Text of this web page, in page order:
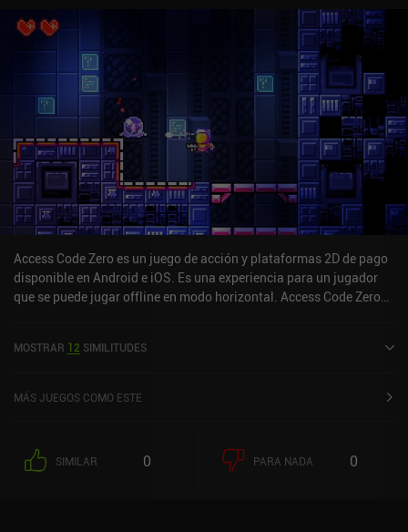
superficies explosivas que lanzan a otros enemigos por los aires,
provocando explosiones adicionales. Estas reacciones en cadena
nos obligan a ser extremadamente cuidadosos con nuestro
entorno, sobre todo porque sólo tenemos 3 vidas que son difíciles
de reponer. Mask Around ofrece varios esquemas de control
distintos, como joysticks virtuales, giroscopio y compatibilidad
total con mandos. Cuesta bastante acostumbrarse a los controles,
así que no esperes un progreso significativo durante las primeras
doce carreras. Aun así, es un juego agradable que puedes coger y
jugar cuando te apetezca, aunque no consigas completarlo. Mask
Around es free-to-play y se monetiza mediante un único iAP de
9,99 $ para apoyar al desarrollador, eliminar un banner
publicitario de 5 segundos y recibir un par de objetos cosméticos
premium.
Access Code Zero es un juego de acción y plataformas 2D de pago
disponible en Android e iOS. Es una experiencia para un jugador
que se puede jugar offline en modo horizontal. Access Code Zero
MOSTRAR 12 SIMILITUDES
MÁS JUEGOS COMO ESTE
SIMILAR 0 PARA NADA 0